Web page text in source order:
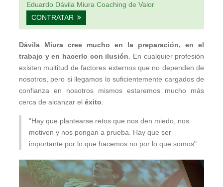
Eduardo Dávila Miura Coaching de Valor
CONTRATAR
Dávila Miura cree mucho en la preparación, en el
trabajo y en hacerlo con ilusión. En cualquier profesión
existen multitud de factores externos que no dependen de
nosotros, pero si llegamos lo suficientemente cargados de
confianza en nosotros mismos estaremos mucho más
cerca de alcanzar el éxito.
"Hay que plantearse retos que nos den miedo, nos
motiven y nos pongan a prueba. Hay que ser
importante por lo que hacemos no por lo que somos"